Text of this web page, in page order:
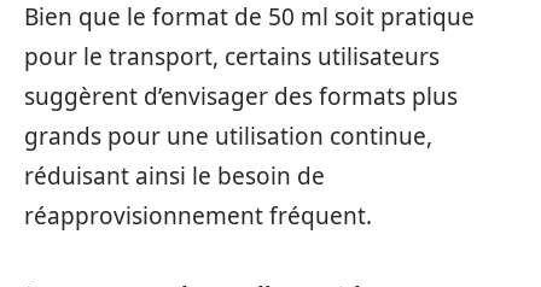
Bien que le format de 50 ml soit pratique
pour le transport, certains utilisateurs
suggèrent d’envisager des formats plus
grands pour une utilisation continue,
réduisant ainsi le besoin de
réapprovisionnement fréquent.